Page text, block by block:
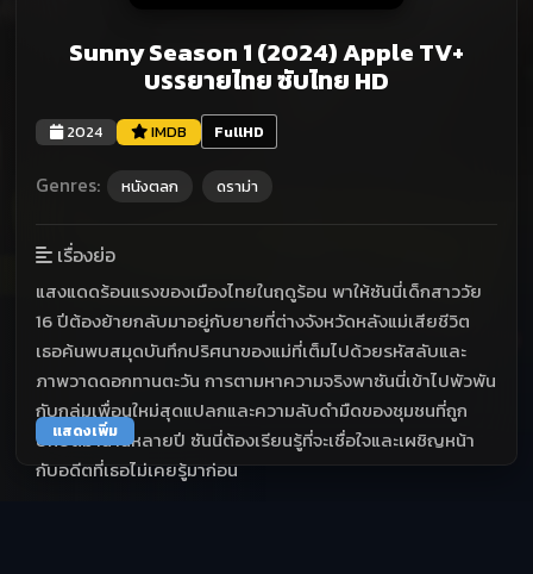
Sunny Season 1 (2024) Apple TV+
บรรยายไทย ซับไทย HD
2024 IMDB FullHD
Genres: หนังตลก ดราม่า
เรื่องย่อ
แสงแดดร้อนแรงของเมืองไทยในฤดูร้อน พาให้ซันนี่เด็กสาววัย
16 ปีต้องย้ายกลับมาอยู่กับยายที่ต่างจังหวัดหลังแม่เสียชีวิต
เธอค้นพบสมุดบันทึกปริศนาของแม่ที่เต็มไปด้วยรหัสลับและ
ภาพวาดดอกทานตะวัน การตามหาความจริงพาซันนี่เข้าไปพัวพัน
กับกลุ่มเพื่อนใหม่สุดแปลกและความลับดำมืดของชุมชนที่ถูก
ปกปิดมานานหลายปี ซันนี่ต้องเรียนรู้ที่จะเชื่อใจและเผชิญหน้า
กับอดีตที่เธอไม่เคยรู้มาก่อน
แสดงเพิ่ม